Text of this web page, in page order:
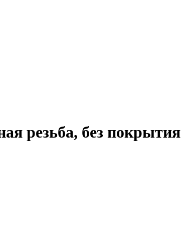
резьба, без покрытия